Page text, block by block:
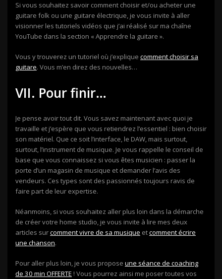
Si vous souhaitez savoir comment choisir et/ou acheter une
guitare folk ou une guitare électrique, je vous invite à aller
visionner les tutoriels vidéos que j’ai réalisé sur ma chaîne
YouTube dans la section « Apprendre la guitare ».
Vous y trouverez un tutoriel où j’explique comment choisir sa
guitare. Vous m’en direz des nouvelles…
VII. Pour finir…
Je pense avoir tout dit. Vous savez maintenant avec quoi je
travaille et j’espère que vous retiendrez l’essentiel : bien choisir
son matériel. Que ce soit l’interface, le DAW, mais surtout,
surtout, l’instrument de musique. Je vous rappelle le conseil de
base que vous connaissez si vous êtes musicien : passer la
porte d’un magasin de musique et demander l’avis des
vendeurs. Ces types sont des passionnés toujours ravis de
faire part de leur expertise.
Néanmoins, si vous souhaitez aller plus loin dans la démarche
de créer votre home studio, je vous invite à lire mes deux
articles surcomment vivre de sa musique etcomment écrire
une chanson.
Pour aller plus loin, je vous propose une séance de coaching
de 30 min OFFERTE ! Vous pourrez ainsi me poser toutes vos